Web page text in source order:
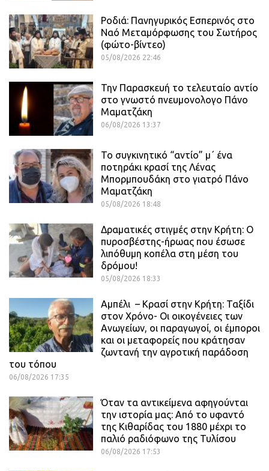
Ροδιά: Πανηγυρικός Εσπερινός στο
Ναό Μεταμόρφωσης του Σωτήρος
(φώτο-βίντεο)
05/08/2026 22:46
Την Παρασκευή το τελευταίο αντίο
στο γνωστό πνευμονολογο Πάνο
Μαματζάκη
06/08/2026 13:37
Το συγκινητικό “αντίο” μ΄ ένα
ποτηράκι κρασί της Λένας
Μπορμπουδάκη στο γιατρό Πάνο
Μαματζάκη
05/08/2026 18:48
Δραματικές στιγμές στην Κρήτη: Ο
πυροσβέστης-ήρωας που έσωσε
λιπόθυμη κοπέλα στη μέση του
δρόμου!
05/08/2026 18:33
Αμπέλι – Κρασί στην Κρήτη: Ταξίδι
στον Χρόνο- Οι οικογένειες των
Ανωγείων, οι παραγωγοί, οι έμποροι
και οι μεταφορείς που κράτησαν
ζωντανή την αγροτική παράδοση
του τόπου
06/08/2026 17:35
Όταν τα αντικείμενα αφηγούνται
την ιστορία μας: Από το υφαντό
της Κιθαρίδας του 1880 μέχρι το
παλιό ραδιόφωνο της Τυλίσου
06/08/2026 17:53